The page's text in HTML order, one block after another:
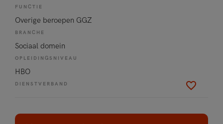
FUNCTIE
Overige beroepen GGZ
BRANCHE
Sociaal domein
OPLEIDINGSNIVEAU
HBO
DIENSTVERBAND